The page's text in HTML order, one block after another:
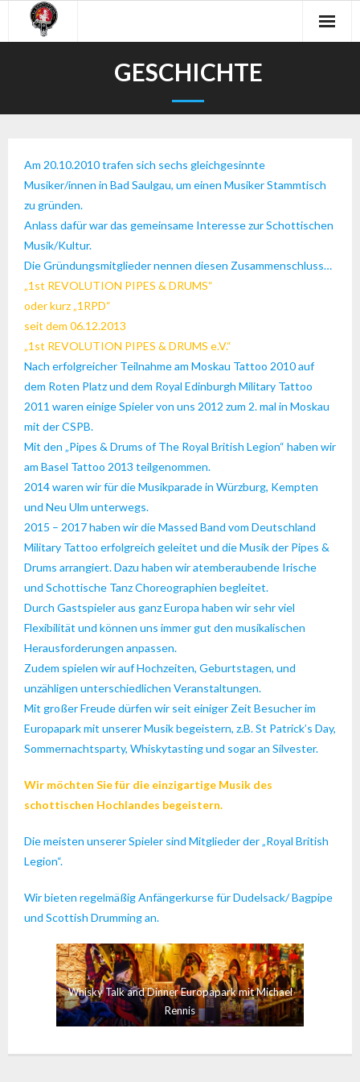
GESCHICHTE
Am 20.10.2010 trafen sich sechs gleichgesinnte
Musiker/innen in Bad Saulgau, um einen Musiker Stammtisch
zu gründen.
Anlass dafür war das gemeinsame Interesse zur Schottischen
Musik/Kultur.
Die Gründungsmitglieder nennen diesen Zusammenschluss…
„1st REVOLUTION PIPES & DRUMS“
oder kurz „1RPD“
seit dem 06.12.2013
„1st REVOLUTION PIPES & DRUMS e.V.“
Nach erfolgreicher Teilnahme am Moskau Tattoo 2010 auf
dem Roten Platz und dem Royal Edinburgh Military Tattoo
2011 waren einige Spieler von uns 2012 zum 2. mal in Moskau
mit der CSPB.
Mit den „Pipes & Drums of The Royal British Legion“ haben wir
am Basel Tattoo 2013 teilgenommen.
2014 waren wir für die Musikparade in Würzburg, Kempten
und Neu Ulm unterwegs.
2015 – 2017 haben wir die Massed Band vom Deutschland
Military Tattoo erfolgreich geleitet und die Musik der Pipes &
Drums arrangiert. Dazu haben wir atemberaubende Irische
und Schottische Tanz Choreographien begleitet.
Durch Gastspieler aus ganz Europa haben wir sehr viel
Flexibilität und können uns immer gut den musikalischen
Herausforderungen anpassen.
Zudem spielen wir auf Hochzeiten, Geburtstagen, und
unzähligen unterschiedlichen Veranstaltungen.
Mit großer Freude dürfen wir seit einiger Zeit Besucher im
Europapark mit unserer Musik begeistern, z.B. St Patrick’s Day,
Sommernachtsparty, Whiskytasting und sogar an Silvester.
Wir möchten Sie für die einzigartige Musik des
schottischen Hochlandes begeistern.
Die meisten unserer Spieler sind Mitglieder der „Royal British
Legion“.
Wir bieten regelmäßig Anfängerkurse für Dudelsack/ Bagpipe
und Scottish Drumming an.
Whisky Talk and Dinner Europapark mit Michael
Rennis